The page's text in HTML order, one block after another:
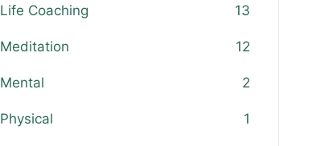
Life Coaching 13
Meditation 12
Mental 2
Physical 1